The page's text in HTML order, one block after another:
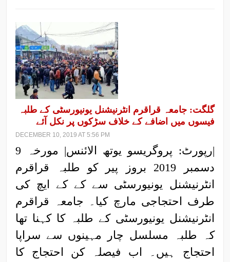
گلگت: جامعہ قراقرم انٹرنیشنل یونیورسٹی کے طلبہ
فیسوں میں اضافے کے خلاف سڑکوں پر نکل آئے
DECEMBER 10, 2019 AT 5:56 PM
|رپورٹ: پروگریسو یوتھ الائنس| مورخہ 9
دسمبر 2019 بروز پیر کو طلبہ قراقرم
انٹرنیشنل یونیورسٹی سے کے کے ایچ کی
طرف احتجاجی مارچ کیا۔ جامعہ قراقرم
انٹرنیشنل یونیورسٹی کے طلبہ کا کہنا تھا
کہ طلبہ مسلسل چار مہینوں سے سراپا
احتجاج ہیں۔ اب فیصلہ کن احتجاج کا